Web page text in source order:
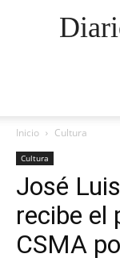
Inicio Cultura
Cultura
José
recibe el
CSMA